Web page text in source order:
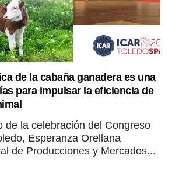
de la cabaña ganadera es una
para impulsar la eficiencia de
de la celebración del Congreso
Esperanza Orellana
de Producciones y Mercados...